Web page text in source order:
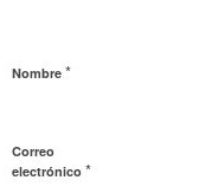
Nombre *
Correo
electrónico *